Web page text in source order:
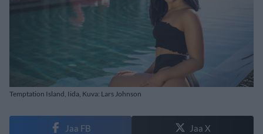
Temptation Island, Iida, Kuva: Lars Johnson
Jaa FB Jaa X